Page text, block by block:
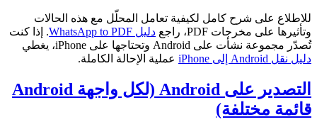
للاطلاع على شرح كامل لكيفية تعامل المحلّل مع هذه الحالات
وتأثيرها على مخرجات PDF، راجع
دليل WhatsApp to PDF
. إذا كنت
تُصدّر مجموعة نشأت على Android وتحتاجها على iPhone، يغطي
دليل نقل Android إلى iPhone
عملية الإحالة الكاملة.
التصدير على Android (لكل واجهة Android
قائمة مختلفة)